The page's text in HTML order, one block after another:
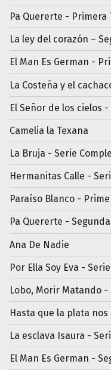
Pa Quererte - Primera
La ley del corazón –
El Man Es German -
La Costeña y el
El Señor de los cielos
Camelia la Texana
La Bruja - Serie
Hermanitas Calle -
Paraíso Blanco -
Pa Quererte -
Ana De Nadie
Por Ella Soy Eva -
Lobo, Morir Matando -
Hasta que la plata
La esclava Isaura -
El Man Es German -